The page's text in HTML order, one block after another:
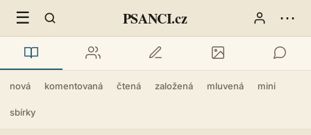
☰ PSANCI.cz ⋯
nová komentovaná čtená založená mluvená mini
sbírky